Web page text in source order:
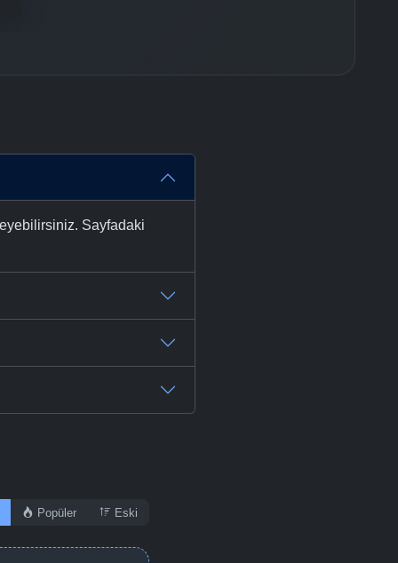
Sayfadaki
Popüler Eski